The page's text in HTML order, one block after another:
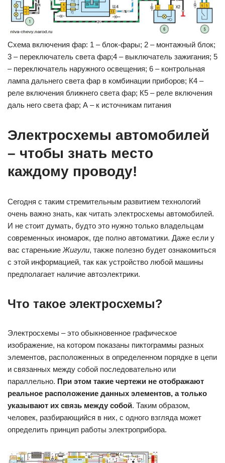
Схема включения фар: 1 – блок-фары; 2 – монтажный блок;
3 – переключатель света фар;4 – выключатель зажигания; 5
– переключатель наружного освещения; 6 – контрольная
лампа дальнего света фар в комбинации приборов; К4 –
реле включения ближнего света фар; К5 – реле включения
даль него света фар; А – к источникам питания
Электросхемы автомобилей
– чтобы знать место
каждому проводу!
Сегодня с таким стремительным развитием технологий
очень важно знать, как читать электросхемы автомобилей.
И не стоит думать, будто это нужно только владельцам
современных иномарок, где полно автоматики. Даже если у
вас старенькие Жигули, также полезно будет ознакомиться
с этой информацией, так как устройство любой машины
предполагает наличие автоэлектрики.
Что такое электросхемы?
Электросхемы – это обыкновенное графическое
изображение, на котором показаны пиктограммы разных
элементов, расположенных в определенном порядке в цепи
и связанных между собой последовательно или
параллельно. При этом такие чертежи не отображают
реальное расположение данных элементов, а только
указывают их связь между собой. Таким образом,
человек, разбирающийся в них, с одного взгляда может
определить принцип работы электроприбора.